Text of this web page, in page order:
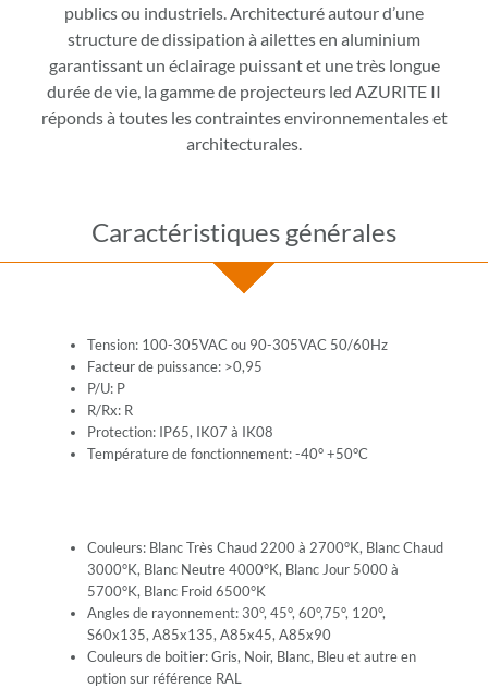
publics ou industriels. Architecturé autour d’une
structure de dissipation à ailettes en aluminium
garantissant un éclairage puissant et une très longue
durée de vie, la gamme de projecteurs led AZURITE II
réponds à toutes les contraintes environnementales et
architecturales.
Caractéristiques générales
Tension: 100-305VAC ou 90-305VAC 50/60Hz
Facteur de puissance: >0,95
P/U: P
R/Rx: R
Protection: IP65, IK07 à IK08
Température de fonctionnement: -40° +50°C
Couleurs: Blanc Très Chaud 2200 à 2700°K, Blanc Chaud
3000°K, Blanc Neutre 4000°K, Blanc Jour 5000 à
5700°K, Blanc Froid 6500°K
Angles de rayonnement: 30°, 45°, 60°,75°, 120°,
S60x135, A85x135, A85x45, A85x90
Couleurs de boitier: Gris, Noir, Blanc, Bleu et autre en
option sur référence RAL